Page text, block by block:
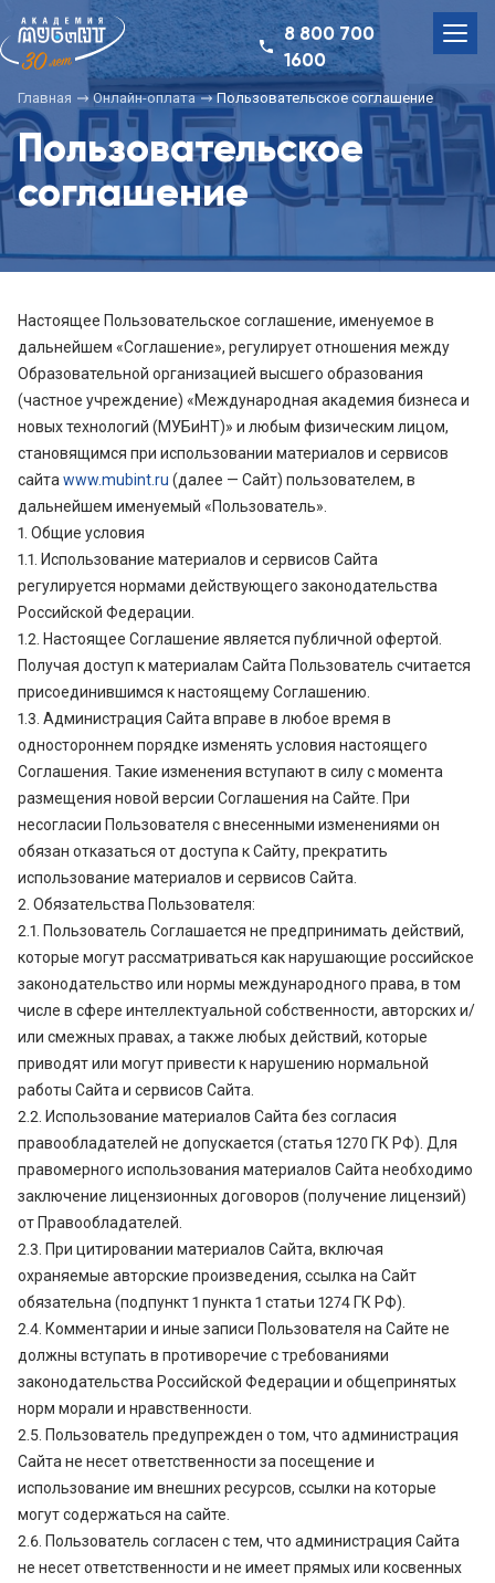
8 800 700
1600
Главная Онлайн-оплата Пользовательское соглашение
Пользовательское
соглашение
Настоящее Пользовательское соглашение, именуемое в
дальнейшем «Соглашение», регулирует отношения между
Образовательной организацией высшего образования
(частное учреждение) «Международная академия бизнеса и
новых технологий (МУБиНТ)» и любым физическим лицом,
становящимся при использовании материалов и сервисов
сайта www.mubint.ru (далее — Сайт) пользователем, в
дальнейшем именуемый «Пользователь».
1. Общие условия
1.1. Использование материалов и сервисов Сайта
регулируется нормами действующего законодательства
Российской Федерации.
1.2. Настоящее Соглашение является публичной офертой.
Получая доступ к материалам Сайта Пользователь считается
присоединившимся к настоящему Соглашению.
1.3. Администрация Сайта вправе в любое время в
одностороннем порядке изменять условия настоящего
Соглашения. Такие изменения вступают в силу с момента
размещения новой версии Соглашения на Сайте. При
несогласии Пользователя с внесенными изменениями он
обязан отказаться от доступа к Сайту, прекратить
использование материалов и сервисов Сайта.
2. Обязательства Пользователя:
2.1. Пользователь Соглашается не предпринимать действий,
которые могут рассматриваться как нарушающие российское
законодательство или нормы международного права, в том
числе в сфере интеллектуальной собственности, авторских и/
или смежных правах, а также любых действий, которые
приводят или могут привести к нарушению нормальной
работы Сайта и сервисов Сайта.
2.2. Использование материалов Сайта без согласия
правообладателей не допускается (статья 1270 ГК РФ). Для
правомерного использования материалов Сайта необходимо
заключение лицензионных договоров (получение лицензий)
от Правообладателей.
2.3. При цитировании материалов Сайта, включая
охраняемые авторские произведения, ссылка на Сайт
обязательна (подпункт 1 пункта 1 статьи 1274 ГК РФ).
2.4. Комментарии и иные записи Пользователя на Сайте не
должны вступать в противоречие с требованиями
законодательства Российской Федерации и общепринятых
норм морали и нравственности.
2.5. Пользователь предупрежден о том, что администрация
Сайта не несет ответственности за посещение и
использование им внешних ресурсов, ссылки на которые
могут содержаться на сайте.
2.6. Пользователь согласен с тем, что администрация Сайта
не несет ответственности и не имеет прямых или косвенных